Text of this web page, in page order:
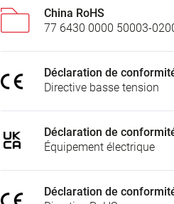
China RoHS
77 6430 0000 50003-
Déclaration de
Directive basse tension
Déclaration de
Équipement électrique
Déclaration de